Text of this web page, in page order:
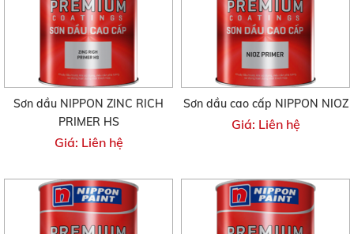
Sơn dầu NIPPON ZINC RICH
PRIMER HS
Giá: Liên hệ
Sơn dầu cao cấp NIPPON NIOZ
Giá: Liên hệ